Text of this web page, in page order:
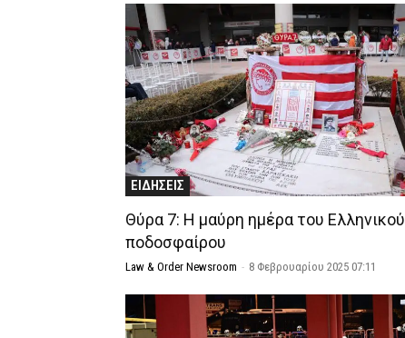
ΕΙΔΗΣΕΙΣ
Θύρα 7: Η μαύρη ημέρα του Ελληνικού
ποδοσφαίρου
Law & Order Newsroom - 8 Φεβρουαρίου 2025 07:11